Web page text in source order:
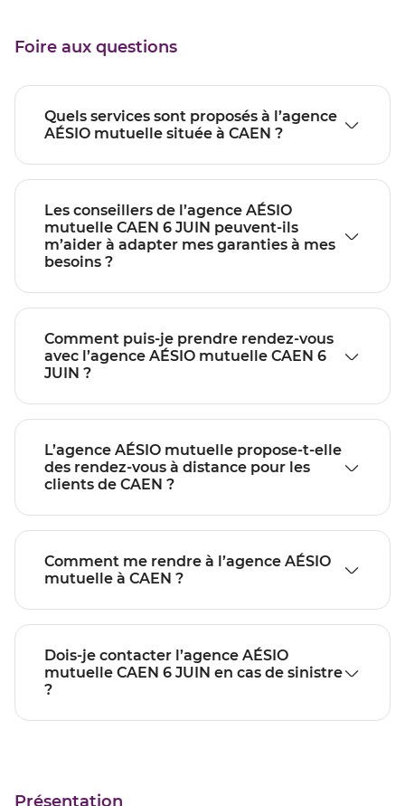
Foire aux questions
Quels services sont proposés à l’agence
AÉSIO mutuelle située à CAEN ?
Les conseillers de l’agence AÉSIO
mutuelle CAEN 6 JUIN peuvent-ils
m’aider à adapter mes garanties à mes
besoins ?
Comment puis-je prendre rendez-vous
avec l’agence AÉSIO mutuelle CAEN 6
JUIN ?
L’agence AÉSIO mutuelle propose-t-elle
des rendez-vous à distance pour les
clients de CAEN ?
Comment me rendre à l’agence AÉSIO
mutuelle à CAEN ?
Dois-je contacter l’agence AÉSIO
mutuelle CAEN 6 JUIN en cas de sinistre
?
Présentation